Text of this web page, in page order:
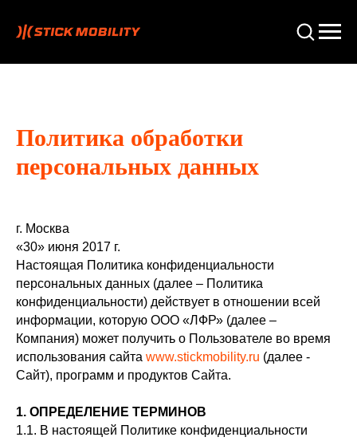
Политика обработки
персональных данных
г. Москва
«30» июня 2017 г.
Настоящая Политика конфиденциальности
персональных данных (далее – Политика
конфиденциальности) действует в отношении всей
информации, которую ООО «ЛФР» (далее –
Компания) может получить о Пользователе во время
использования сайта www.stickmobility.ru (далее -
Сайт), программ и продуктов Сайта.
1. ОПРЕДЕЛЕНИЕ ТЕРМИНОВ
1.1. В настоящей Политике конфиденциальности